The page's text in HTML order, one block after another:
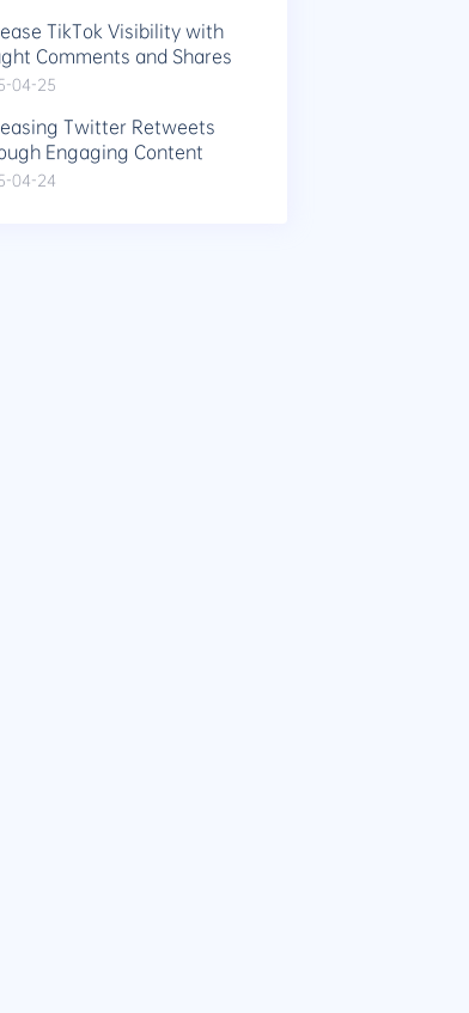
TikTok Visibility with
Comments and Shares
04-25
Twitter Retweets
Engaging Content
04-24